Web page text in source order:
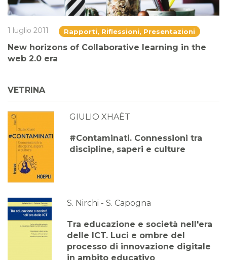
1 luglio 2011 Rapporti, Riflessioni, Presentazioni
New horizons of Collaborative learning in the
web 2.0 era
VETRINA
GIULIO XHAËT
#Contaminati. Connessioni tra
discipline, saperi e culture
S. Nirchi - S. Capogna
Tra educazione e società nell'era
delle ICT. Luci e ombre del
processo di innovazione digitale
in ambito educativo